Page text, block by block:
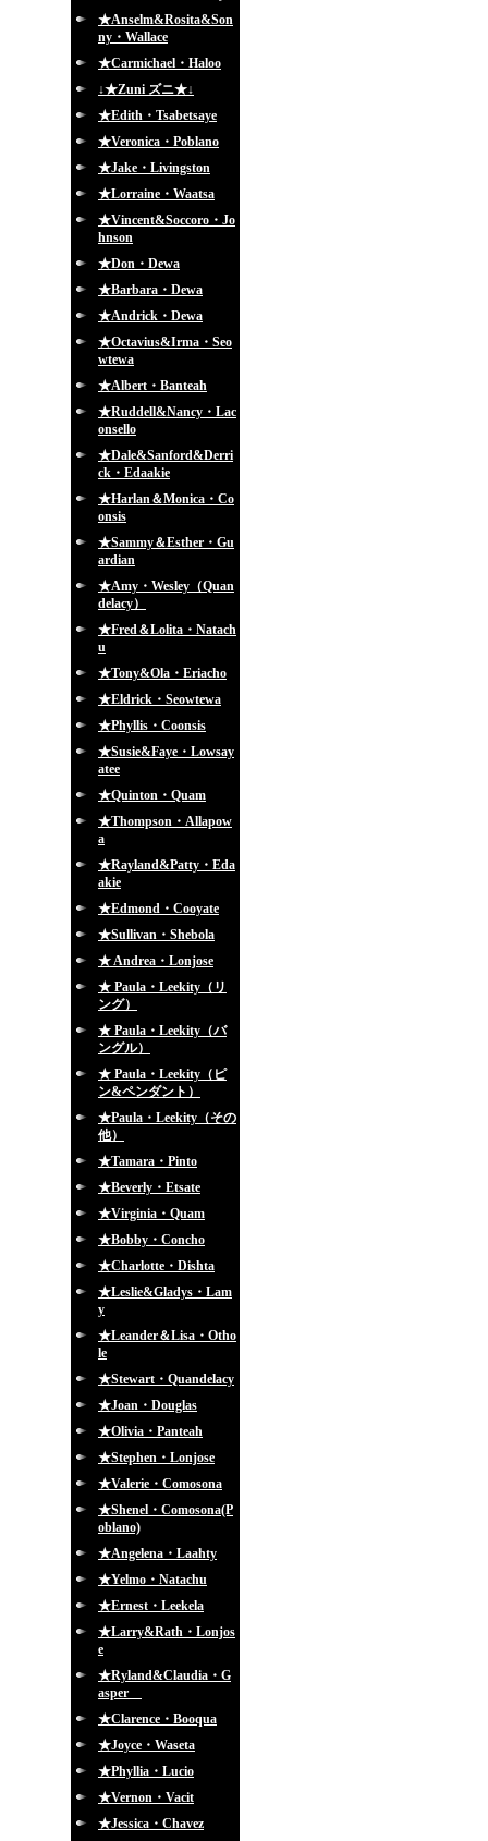
★Anselm&Rosita&Son
ny・Wallace
★Carmichael・Haloo
↓★Zuni ズニ★↓
★Edith・Tsabetsaye
★Veronica・Poblano
★Jake・Livingston
★Lorraine・Waatsa
★Vincent&Soccoro・Jo
hnson
★Don・Dewa
★Barbara・Dewa
★Andrick・Dewa
★Octavius&Irma・Seo
wtewa
★Albert・Banteah
★Ruddell&Nancy・Lac
onsello
★Dale&Sanford&Derri
ck・Edaakie
★Harlan＆Monica・Co
onsis
★Sammy＆Esther・Gu
ardian
★Amy・Wesley（Quan
delacy）
★Fred＆Lolita・Natach
u
★Tony&Ola・Eriacho
★Eldrick・Seowtewa
★Phyllis・Coonsis
★Susie&Faye・Lowsay
atee
★Quinton・Quam
★Thompson・Allapow
a
★Rayland&Patty・Eda
akie
★Edmond・Cooyate
★Sullivan・Shebola
★ Andrea・Lonjose
★ Paula・Leekity（リ
ング）
★ Paula・Leekity（バ
ングル）
★ Paula・Leekity（ピ
ン&ペンダント）
★Paula・Leekity（その
他）
★Tamara・Pinto
★Beverly・Etsate
★Virginia・Quam
★Bobby・Concho
★Charlotte・Dishta
★Leslie&Gladys・Lam
y
★Leander＆Lisa・Otho
le
★Stewart・Quandelacy
★Joan・Douglas
★Olivia・Panteah
★Stephen・Lonjose
★Valerie・Comosona
★Shenel・Comosona(P
oblano)
★Angelena・Laahty
★Yelmo・Natachu
★Ernest・Leekela
★Larry&Rath・Lonjos
e
★Ryland&Claudia・G
asper
★Clarence・Booqua
★Joyce・Waseta
★Phyllia・Lucio
★Vernon・Vacit
★Jessica・Chavez